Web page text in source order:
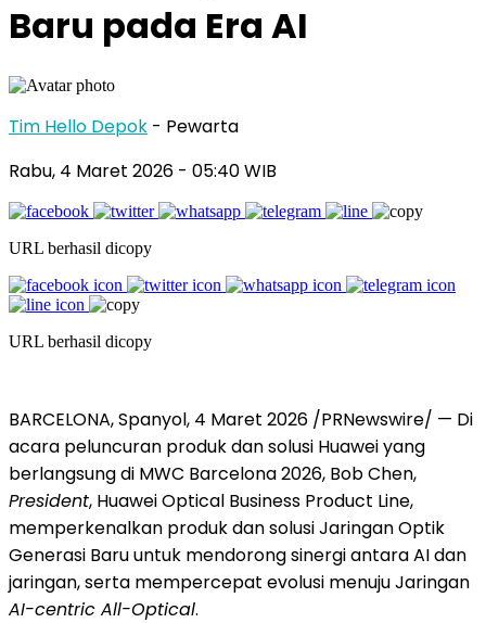
Baru pada Era AI
Tim Hello Depok - Pewarta
Rabu, 4 Maret 2026 - 05:40 WIB
URL berhasil dicopy
URL berhasil dicopy
BARCELONA, Spanyol, 4 Maret 2026 /PRNewswire/ — Di
acara peluncuran produk dan solusi Huawei yang
berlangsung di MWC Barcelona 2026, Bob Chen,
President, Huawei Optical Business Product Line,
memperkenalkan produk dan solusi Jaringan Optik
Generasi Baru untuk mendorong sinergi antara AI dan
jaringan, serta mempercepat evolusi menuju Jaringan
AI-centric All-Optical.